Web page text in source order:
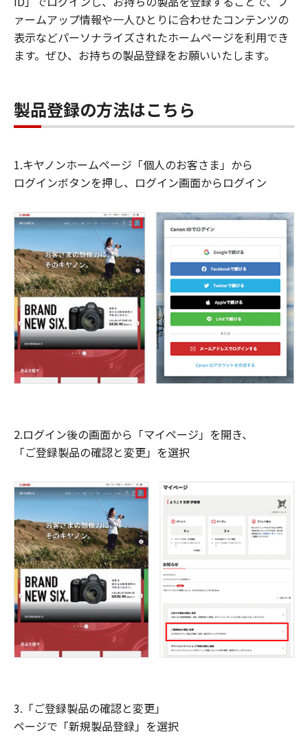
ァームアップ情報や一人ひとりに合わせたコンテンツの
表示などパーソナライズされたホームページを利用でき
ます。ぜひ、お持ちの製品登録をお願いいたします。
製品登録の方法はこちら
1.キヤノンホームページ「個人のお客さま」から
ログインボタンを押し、ログイン画面からログイン
2.ログイン後の画面から「マイページ」を開き、
「ご登録製品の確認と変更」を選択
3.「ご登録製品の確認と変更」
ページで「新規製品登録」を選択